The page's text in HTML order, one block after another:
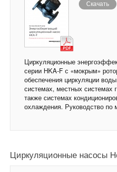
Скачать
Циркуляционные
серии HKA-F с «мокрым»
обеспечения циркуляции
системах, местных системах
также системах
охлаждения. Руководство по
Циркуляционные насосы